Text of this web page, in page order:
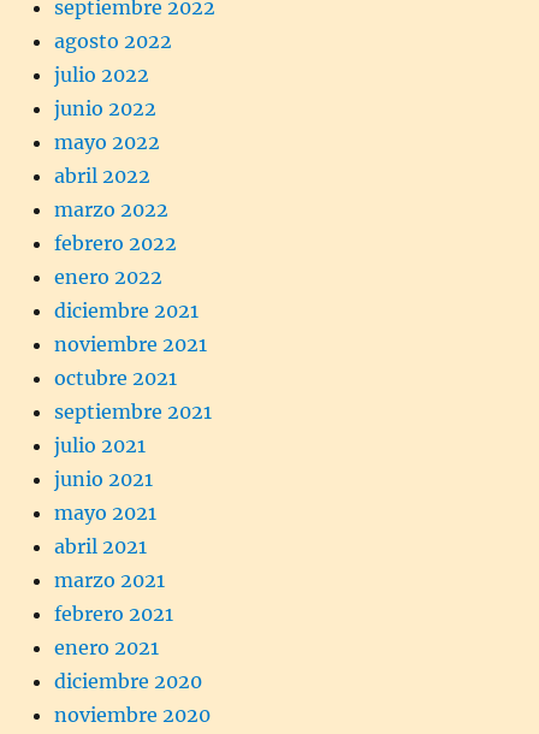
septiembre 2022
agosto 2022
julio 2022
junio 2022
mayo 2022
abril 2022
marzo 2022
febrero 2022
enero 2022
diciembre 2021
noviembre 2021
octubre 2021
septiembre 2021
julio 2021
junio 2021
mayo 2021
abril 2021
marzo 2021
febrero 2021
enero 2021
diciembre 2020
noviembre 2020